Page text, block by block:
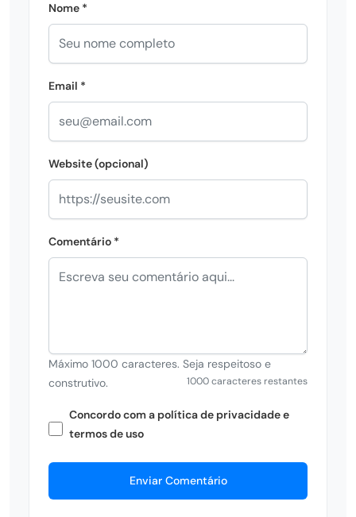
Nome *
Email *
Website (opcional)
Comentário *
Máximo 1000 caracteres. Seja respeitoso e
construtivo.
1000 caracteres restantes
Concordo com a política de privacidade e
termos de uso
Enviar Comentário